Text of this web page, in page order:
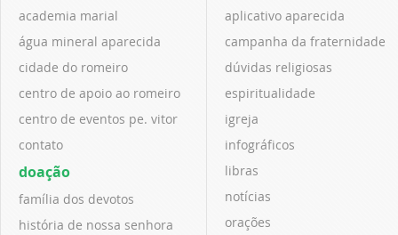
academia marial
água mineral aparecida
cidade do romeiro
centro de apoio ao romeiro
centro de eventos pe. vitor
contato
doação
família dos devotos
história de nossa senhora
aplicativo aparecida
campanha da fraternidade
dúvidas religiosas
espiritualidade
igreja
infográficos
libras
notícias
orações